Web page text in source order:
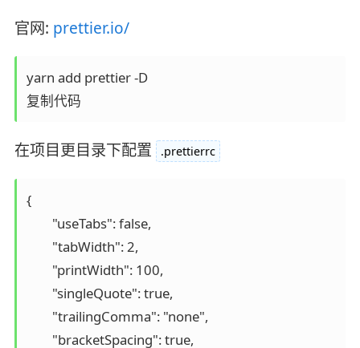
官网: prettier.io/
yarn add prettier -D
复制代码
在项目更目录下配置 .prettierrc
{